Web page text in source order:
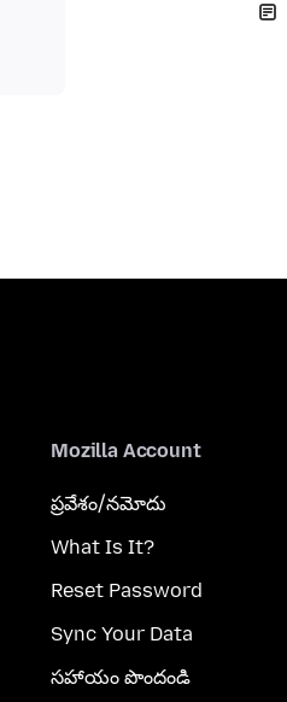
Mozilla Account
ప్రవేశం/నమోదు
What Is It?
Reset Password
Sync Your Data
సహాయం పొందండి